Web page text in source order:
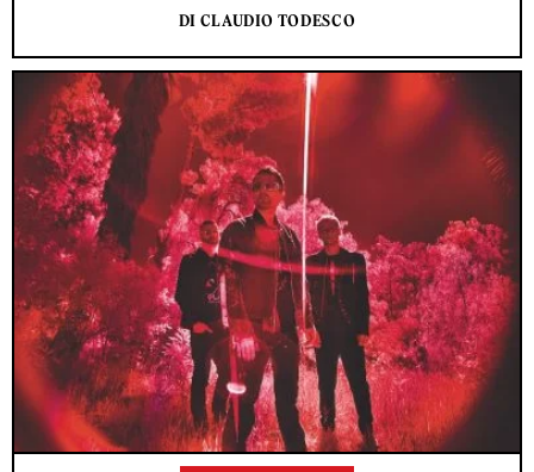
DI CLAUDIO TODESCO